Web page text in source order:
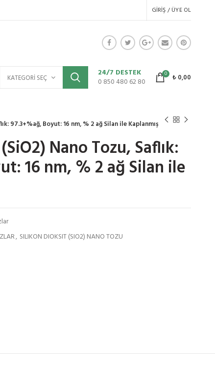
GIRIŞ / ÜYE OL
KATEGORI SEÇ
24/7 DESTEK
0 850 480 62 80
0 ₺0,00
97.3+%ağ, Boyut: 16 nm, % 2 ağ Silan ile Kaplanmış
Nano Tozu, Saflık:
16 nm, % 2 ağ Silan ile
, SILIKON DIOKSIT (SIO2) NANO TOZU